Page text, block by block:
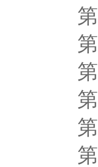
第
第
第
第
第
第